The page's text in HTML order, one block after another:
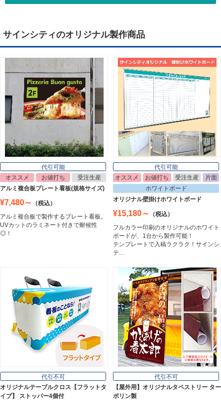
Tapestry
ライトパネル
Light Panel
ポスターフレーム
Poster Frame
イーゼル
Easel
ホワイトボード
White Board
プレート看板
Plate Board
壁面看板
Wall Sign
フロアサイン／路面表示
Floor / Road Surface Sign
サインシティのオリジナル製作商品
代引可能
オススメ
お値打ち
受注生産
アルミ複合板プレート看板(規格サイズ)
¥7,480～
（税込）
アルミ複合板で製作するプレート看板。
UVカットのラミネート付きで耐候性
◎！
代引可能
オススメ
お値打ち 受注生産
片面
ホワイトボード
オリジナル壁掛けホワイトボード
¥15,180～
（税込）
フルカラー印刷のオリジナルのホワイト
ボードが、1台から製作可能！
テンプレートで入稿ラクラク！サインシ
テ…
代引不可
オリジナルテーブルクロス【フラットタ
イプ】 ストッパー4個付
代引不可
【屋外用】オリジナルタペストリー ター
ポリン製